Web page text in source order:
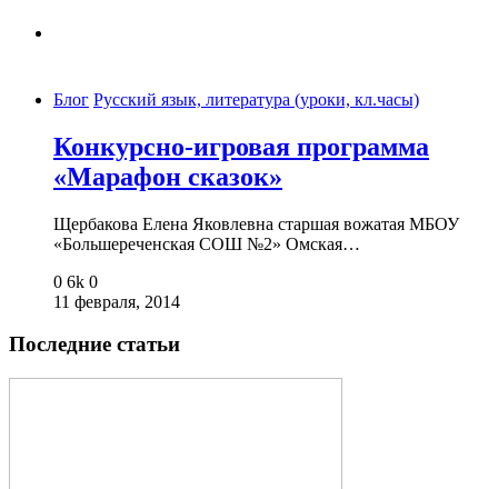
Блог Русский язык, литература (уроки, кл.часы)
Конкурсно-игровая программа
«Марафон сказок»
Щербакова Елена Яковлевна старшая вожатая МБОУ
«Большереченская СОШ №2» Омская…
0 6k 0
11 февраля, 2014
Последние статьи